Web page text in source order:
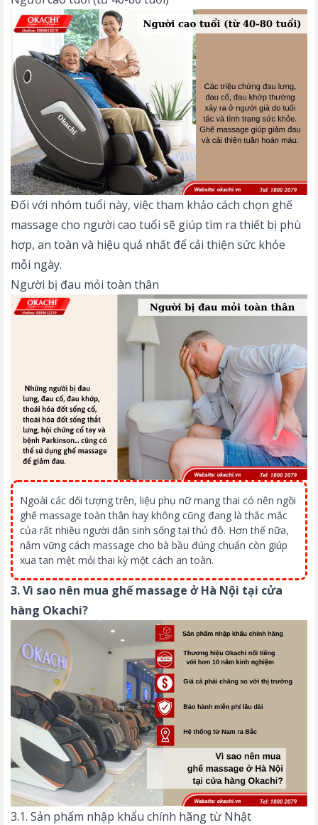
Đối với nhóm tuổi này, việc tham khảo cách chọn ghế
massage cho người cao tuổi sẽ giúp tìm ra thiết bị phù
hợp, an toàn và hiệu quả nhất để cải thiện sức khỏe
mỗi ngày.
Người bị đau mỏi toàn thân
Ngoài các dối tượng trên, liệu phụ nữ mang thai có nên ngồi
ghế massage toàn thân hay không cũng đang là thắc mắc
của rất nhiều người dân sinh sống tại thủ đô. Hơn thế nữa,
nắm vững cách massage cho bà bầu đúng chuẩn còn giúp
xua tan mệt mỏi thai kỳ một cách an toàn.
3. Vì sao nên mua ghế massage ở Hà Nội tại cửa
hàng Okachi?
3.1. Sản phẩm nhập khẩu chính hãng từ Nhật